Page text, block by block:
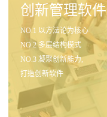
创新管理软件
NO.1 以方法论为核心
NO.2 多层结构模式
NO.3 凝聚创新能力,
打造创新软件